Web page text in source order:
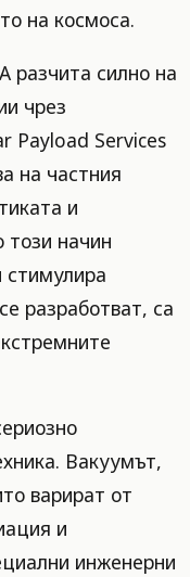
на космоса.
разчита силно на
чрез
Payload Services
на частния
и
този начин
разработват, са
Вакуумът,
варират от
и
инженерни